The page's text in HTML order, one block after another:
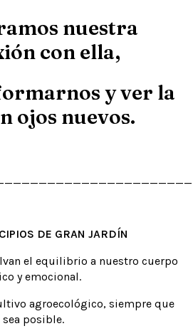
nuestra
con ella,
y ver la
ojos nuevos.
DE GRAN JARDÍN
el equilibrio a nuestro cuerpo
y emocional.
agroecológico, siempre que
sea posible.